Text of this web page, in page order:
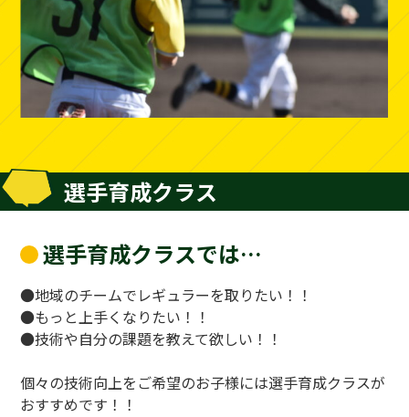
選手育成クラス
選手育成クラスでは…
●地域のチームでレギュラーを取りたい！！
●もっと上手くなりたい！！
●技術や自分の課題を教えて欲しい！！
個々の技術向上をご希望のお子様には選手育成クラスが
おすすめです！！